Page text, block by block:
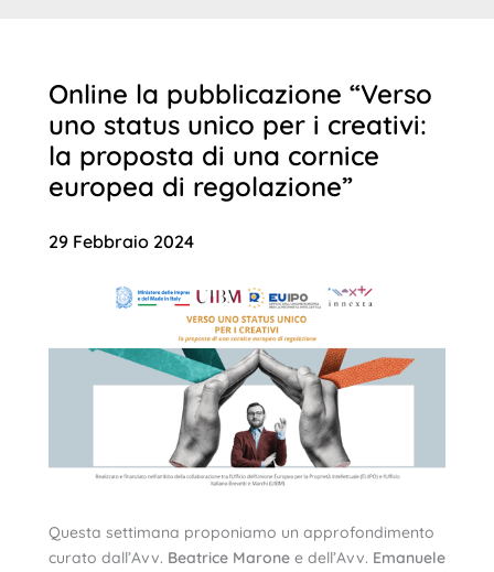
Online la pubblicazione “Verso
uno status unico per i creativi:
la proposta di una cornice
europea di regolazione”
29 Febbraio 2024
Questa settimana proponiamo un approfondimento
curato dall’Avv. Beatrice Marone e dell’Avv. Emanuele